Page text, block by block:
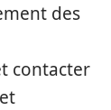
des
contacter